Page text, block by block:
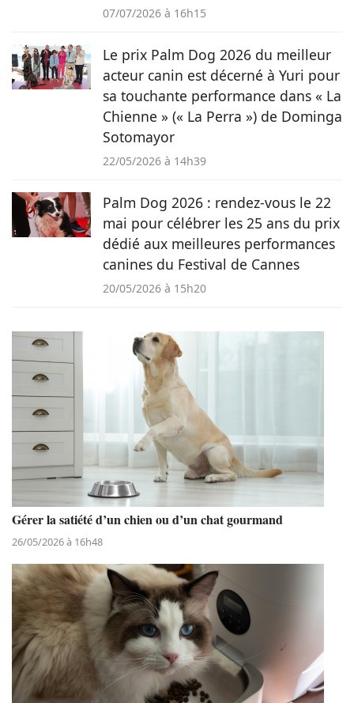
07/07/2026 à 16h15
Le prix Palm Dog 2026 du meilleur
acteur canin est décerné à Yuri pour
sa touchante performance dans « La
Chienne » (« La Perra ») de Dominga
Sotomayor
22/05/2026 à 14h39
Palm Dog 2026 : rendez-vous le 22
mai pour célébrer les 25 ans du prix
dédié aux meilleures performances
canines du Festival de Cannes
20/05/2026 à 15h20
Gérer la satiété d’un chien ou d’un chat gourmand
26/05/2026 à 16h48